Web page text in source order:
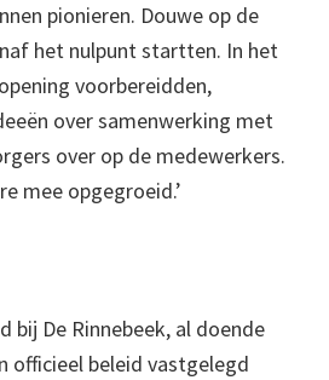
pionieren. Douwe op de
het nulpunt startten. In het
voorbereidden,
over samenwerking met
over op de medewerkers.
mee opgegroeid.’
bij De Rinnebeek, al doende
officieel beleid vastgelegd